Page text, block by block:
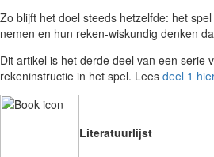
Zo blijft het doel steeds hetzelfde: het
nemen en hun reken-wiskundig denken
Dit artikel is het derde deel van een serie
rekeninstructie in het spel. Lees deel 1
Literatuurlijst